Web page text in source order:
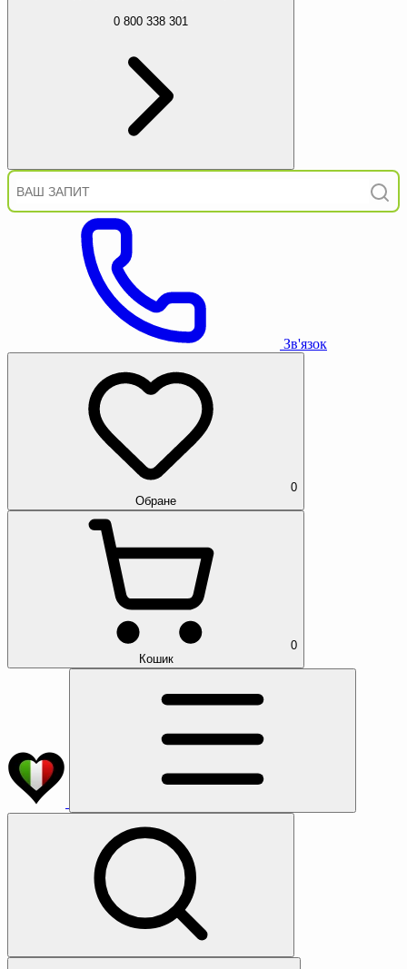
0 800 338 301
Зв'язок
0
Обране
0
Кошик